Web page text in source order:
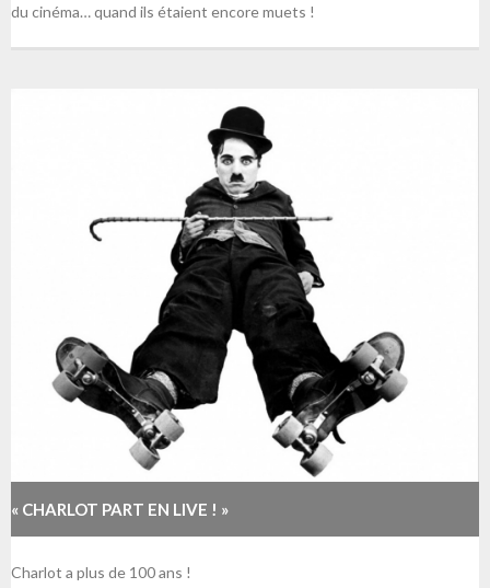
du cinéma… quand ils étaient encore muets !
« CHARLOT PART EN LIVE ! »
Charlot a plus de 100 ans !